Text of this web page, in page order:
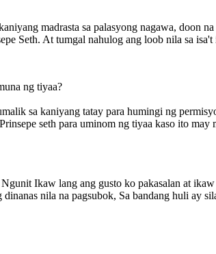
madrasta sa palasyong nagawa, doon
Seth. At tumgal nahulog ang loob nila sa isa't
ng tiyaa?
sa kaniyang tatay para humingi ng
seth para uminom ng tiyaa kaso ito
Ikaw lang ang gusto ko pakasalan at
dinanas nila na pagsubok, Sa bandang huli ay